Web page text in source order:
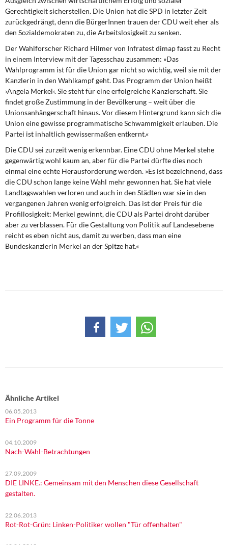
Gerechtigkeit sicherstellen. Die Union hat die SPD in letzter Zeit
zurückgedrängt, denn die BürgerInnen trauen der CDU weit eher als
den Sozialdemokraten zu, die Arbeitslosigkeit zu senken.
Der Wahlforscher Richard Hilmer von Infratest dimap fasst zu Recht
in einem Interview mit der Tagesschau zusammen: »Das
Wahlprogramm ist für die Union gar nicht so wichtig, weil sie mit der
Kanzlerin in den Wahlkampf geht. Das Programm der Union heißt
›Angela Merkel‹. Sie steht für eine erfolgreiche Kanzlerschaft. Sie
findet große Zustimmung in der Bevölkerung – weit über die
Unionsanhängerschaft hinaus. Vor diesem Hintergrund kann sich die
Union eine gewisse programmatische Schwammigkeit erlauben. Die
Partei ist inhaltlich gewissermaßen entkernt.«
Die CDU sei zurzeit wenig erkennbar. Eine CDU ohne Merkel stehe
gegenwärtig wohl kaum an, aber für die Partei dürfte dies noch
einmal eine echte Herausforderung werden. »Es ist bezeichnend, dass
die CDU schon lange keine Wahl mehr gewonnen hat. Sie hat viele
Landtagswahlen verloren und auch in den Städten war sie in den
vergangenen Jahren wenig erfolgreich. Das ist der Preis für die
Profillosigkeit: Merkel gewinnt, die CDU als Partei droht darüber
aber zu verblassen. Für die Gestaltung von Politik auf Landesebene
reicht es eben nicht aus, damit zu werben, dass man eine
Bundeskanzlerin Merkel an der Spitze hat.«
Ähnliche Artikel
06.05.2013
Ein Programm für die Tonne
04.10.2009
Nach-Wahl-Betrachtungen
27.09.2009
DIE LINKE.: Gemeinsam mit den Menschen diese Gesellschaft
gestalten.
22.06.2013
Rot-Rot-Grün: Linken-Politiker wollen "Tür offenhalten"